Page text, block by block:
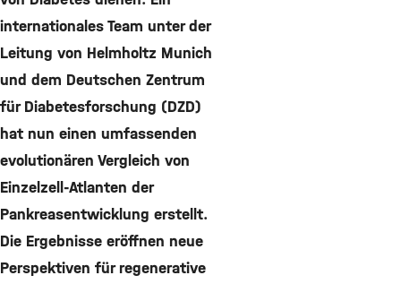
internationales Team unter der
Leitung von Helmholtz Munich
und dem Deutschen Zentrum
für Diabetesforschung (DZD)
hat nun einen umfassenden
evolutionären Vergleich von
Einzelzell-Atlanten der
Pankreasentwicklung erstellt.
Die Ergebnisse eröffnen neue
Perspektiven für regenerative